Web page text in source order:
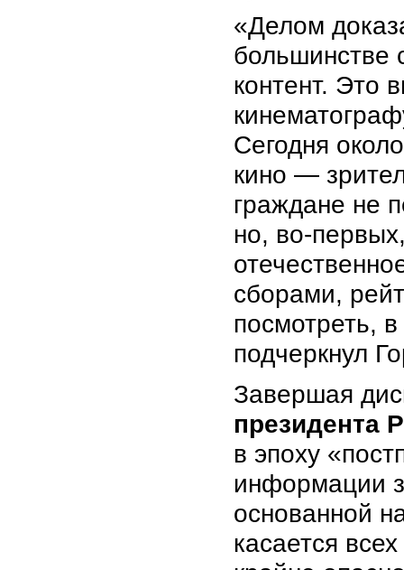
«Делом
большинстве
контент. Это
Сегодня
кино —
граждане не
но, во-
сборами,
посмотреть,
подчеркнул
Завершая
президента
в эпоху
информации
основанной
касается